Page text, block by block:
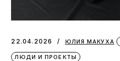
22.04.2026 ЮЛИЯ МАКУХА
ЛЮДИ И ПРОЕКТЫ